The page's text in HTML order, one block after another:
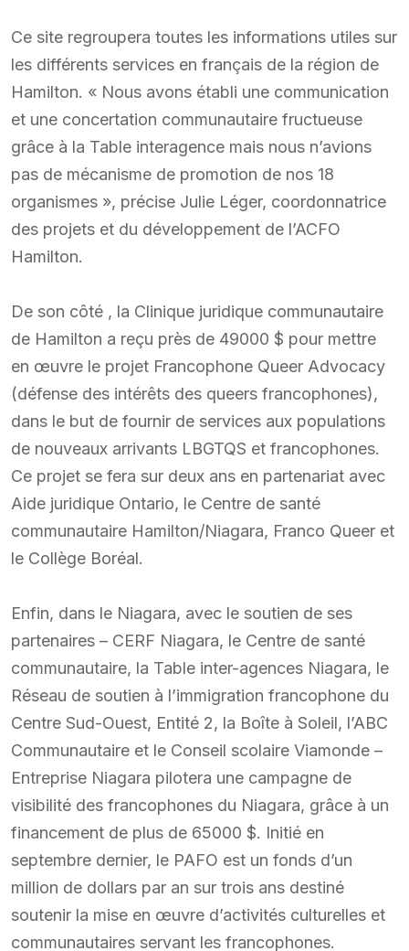
Ce site regroupera toutes les informations utiles sur
les différents services en français de la région de
Hamilton. « Nous avons établi une communication
et une concertation communautaire fructueuse
grâce à la Table interagence mais nous n’avions
pas de mécanisme de promotion de nos 18
organismes », précise Julie Léger, coordonnatrice
des projets et du développement de l’ACFO
Hamilton.
De son côté , la Clinique juridique communautaire
de Hamilton a reçu près de 49000 $ pour mettre
en œuvre le projet Francophone Queer Advocacy
(défense des intérêts des queers francophones),
dans le but de fournir de services aux populations
de nouveaux arrivants LBGTQS et francophones.
Ce projet se fera sur deux ans en partenariat avec
Aide juridique Ontario, le Centre de santé
communautaire Hamilton/Niagara, Franco Queer et
le Collège Boréal.
Enfin, dans le Niagara, avec le soutien de ses
partenaires – CERF Niagara, le Centre de santé
communautaire, la Table inter-agences Niagara, le
Réseau de soutien à l’immigration francophone du
Centre Sud-Ouest, Entité 2, la Boîte à Soleil, l’ABC
Communautaire et le Conseil scolaire Viamonde –
Entreprise Niagara pilotera une campagne de
visibilité des francophones du Niagara, grâce à un
financement de plus de 65000 $. Initié en
septembre dernier, le PAFO est un fonds d’un
million de dollars par an sur trois ans destiné
soutenir la mise en œuvre d’activités culturelles et
communautaires servant les francophones.